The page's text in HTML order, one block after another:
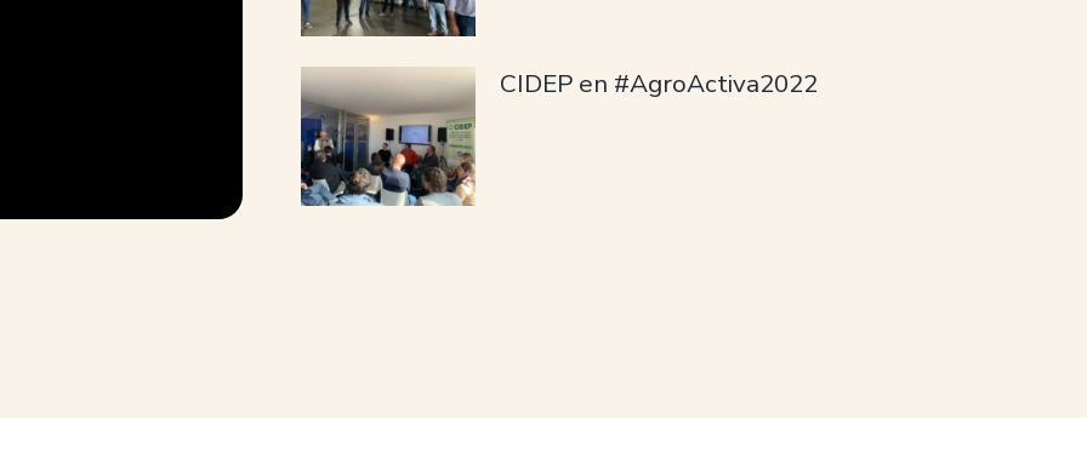
CIDEP en #AgroActiva2022